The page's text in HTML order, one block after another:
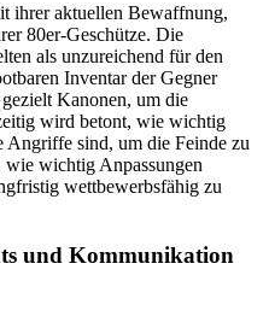
ihrer aktuellen Bewaffnung,
80er-Geschütze. Die
als unzureichend für den
Inventar der Gegner
Kanonen, um die
wird betont, wie wichtig
Angriffe sind, um die Feinde zu
wichtig Anpassungen
wettbewerbsfähig zu
und Kommunikation